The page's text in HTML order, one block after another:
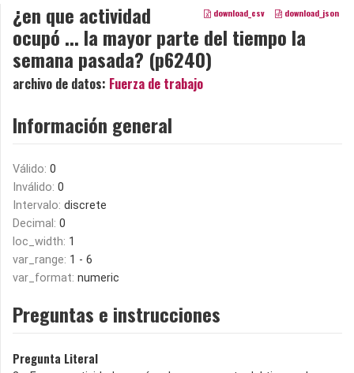
download_csv download_json
¿en que actividad
ocupó ... la mayor parte del tiempo la
semana pasada? (p6240)
archivo de datos: Fuerza de trabajo
Información general
Válido: 0
Inválido: 0
Intervalo: discrete
Decimal: 0
loc_width: 1
var_range: 1 - 6
var_format: numeric
Preguntas e instrucciones
Pregunta Literal